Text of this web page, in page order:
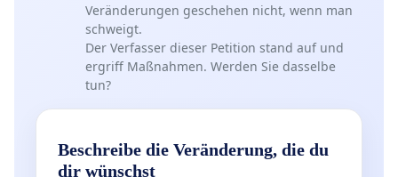
Veränderungen geschehen nicht, wenn man
schweigt.
Der Verfasser dieser Petition stand auf und
ergriff Maßnahmen. Werden Sie dasselbe
tun?
Beschreibe die Veränderung, die du
dir wünschst